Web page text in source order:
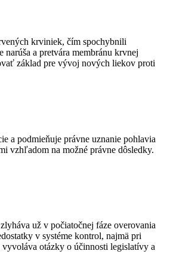
krviniek, čím spochybnili
a pretvára membránu krvnej
základ pre vývoj nových liekov proti
a podmieňuje právne uznanie pohlavia
vzhľadom na možné právne dôsledky.
už v počiatočnej fáze overovania
v systéme kontrol, najmä pri
otázky o účinnosti legislatívy a